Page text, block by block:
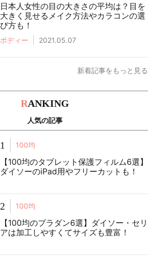
日本人女性の目の大きさの平均は？目を
大きく見せるメイク方法やカラコンの選
び方も！
ボディー 2021.05.07
新着記事をもっと見る
RANKING
人気の記事
1 100均
【100均のタブレット保護フィルム6選】
ダイソーのiPad用やフリーカットも！
2 100均
【100均のプラダン6選】ダイソー・セリ
アは加工しやすくてサイズも豊富！